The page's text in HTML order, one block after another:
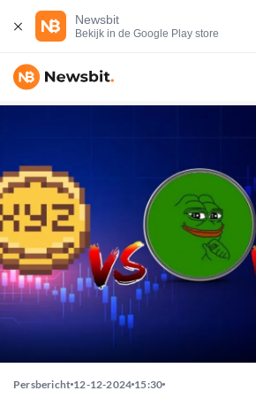
Newsbit
Bekijk in de Google Play store
Persbericht 12-12-2024 15:30